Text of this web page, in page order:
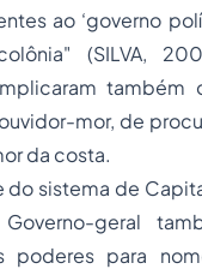
ao ‘governo
(SILVA,
também
mor, de
da costa.
do sistema de
geral
poderes para